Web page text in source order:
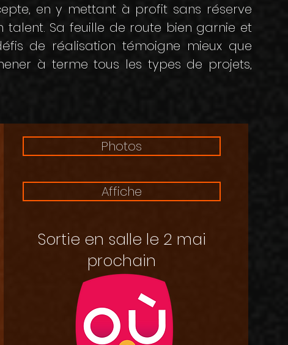
en y mettant à profit sans réserve
talent. Sa feuille de route bien garnie et
de réalisation témoigne mieux que
à terme tous les types de projets,
Photos
Affiche
Sortie en salle le 2 mai
prochain